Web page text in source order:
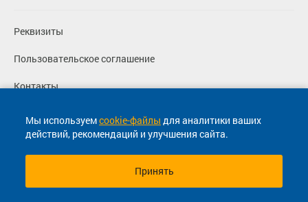
Мы используемcookie-файлы для аналитики ваших
действий, рекомендаций и улучшения сайта.
Принять
Реквизиты
Пользовательское соглашение
Контакты
Политика конфиденциальности
Перевозчикам
© 2013-2026, ООО "Капитал"- Онлайн сервис продажи